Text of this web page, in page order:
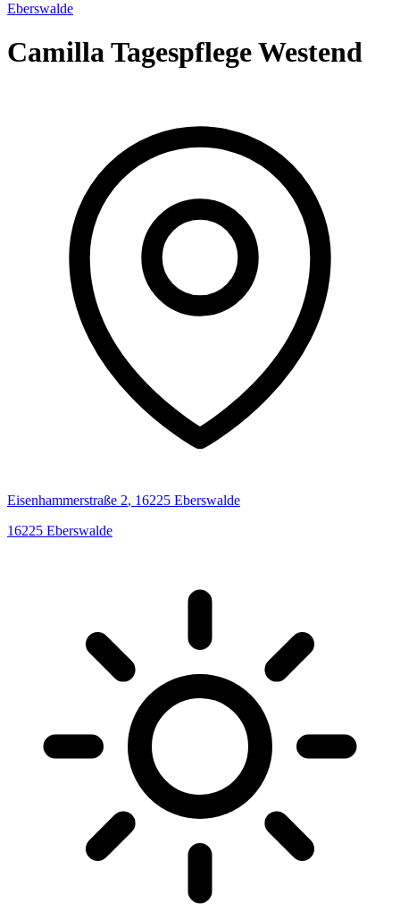
Eberswalde
Camilla Tagespflege Westend
Eisenhammerstraße 2, 16225 Eberswalde
16225 Eberswalde